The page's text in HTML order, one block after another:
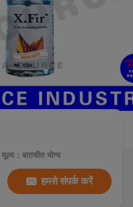
मूल्य：बातचीत योग्य
हमसे संपर्क करें